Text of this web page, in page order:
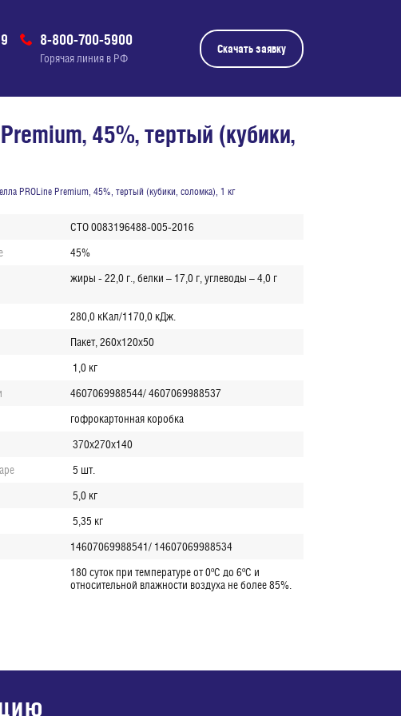
8-800-700-5900
Горячая линия в РФ
Скачать заявку
45%, тертый (кубики,
PROLine Premium, 45%, тертый (кубики, соломка), 1 кг
СТО 0083196488-005-2016
45%
жиры - 22,0 г., белки – 17,0 г, углеводы – 4,0 г
280,0 кКал/1170,0 кДж.
Пакет, 260х120х50
1,0 кг
4607069988544/ 4607069988537
гофрокартонная коробка
370х270х140
5 шт.
5,0 кг
5,35 кг
14607069988541/ 14607069988534
180 суток при температуре от 0ºС до 6ºС и
относительной влажности воздуха не более 85%.